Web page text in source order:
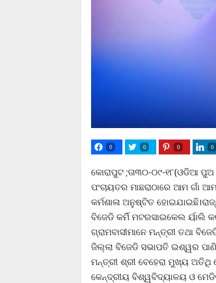
0 0 0 0
କୋରାପୁଟ ;ତା୩୦-୦୯-୧୮(ଓଡିଆ
ପଂଚାୟତର ମାଛରାଠାରେ ଆମ ଗାଁ
କର୍ମଶାଳା ଅନୁଷ୍ଟିତ
ବିଜେଡି କର୍ମି ମଟରସାଇକେଲ ର୍ୟାଲି
ଗ୍ରାମବାସୀମାନେ ମନ୍ତ୍ରୀ ତଥା
ଜିଲ୍ଲା ବିଜେଡି ସଭାପତି ଇଶ୍ୱର
ମନ୍ତ୍ରୀ ଶ୍ରୀ ବେହେରା ମୁଖ୍ୟ
କେନ୍ଦ୍ରୀୟ ବିଶ୍ୱବିଦ୍ୟାଳୟ ଓ